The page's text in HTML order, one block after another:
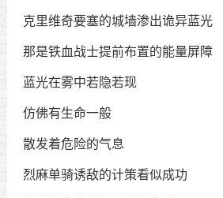
克里维奇要塞的城墙渗出诡异蓝光
那是铁血战士提前布置的能量屏障
蓝光在雾中若隐若现
仿佛有生命一般
散发着危险的气息
烈麻单骑诱敌的计策看似成功